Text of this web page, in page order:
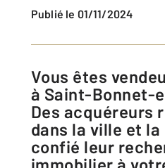
Publié le 01/11/2024
Vous êtes vendeur d’une maison
à Saint-Bonnet-
Des acquéreurs
dans la ville et
confié leur